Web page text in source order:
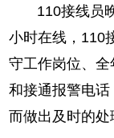
110接线员
小时在线，110
守工作岗位、
和接通报警电
而做出及时的处